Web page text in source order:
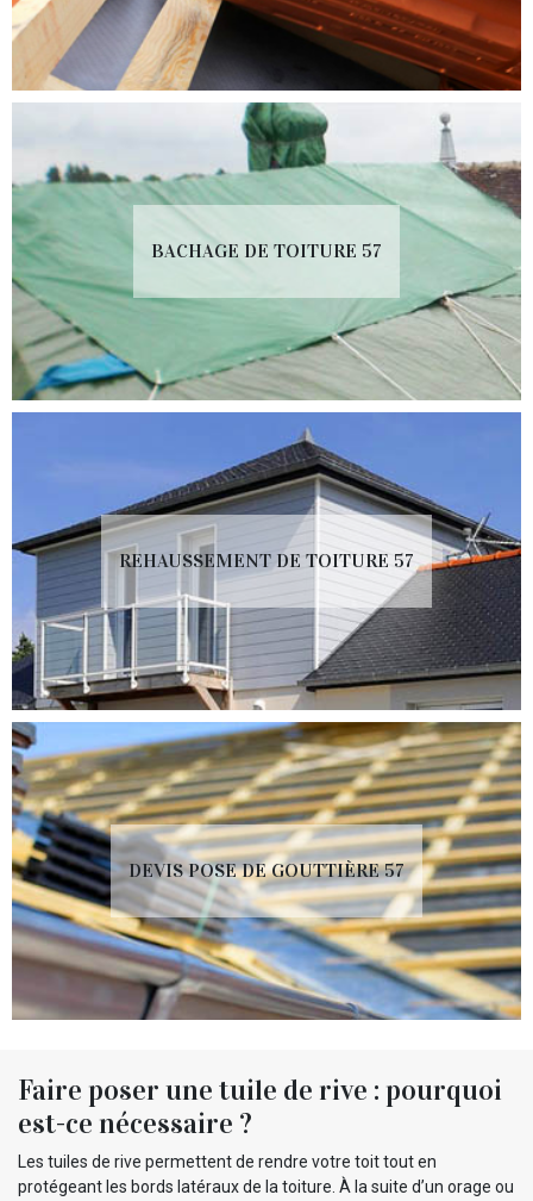
BACHAGE DE TOITURE 57
REHAUSSEMENT DE TOITURE 57
DEVIS POSE DE GOUTTIÈRE 57
Faire poser une tuile de rive : pourquoi
est-ce nécessaire ?
Les tuiles de rive permettent de rendre votre toit tout en
protégeant les bords latéraux de la toiture. À la suite d’un orage ou